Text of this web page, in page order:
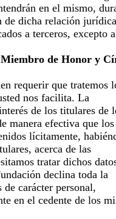
en el mismo,
de dicha relación
a terceros, excepto
de Honor y
requerir que tratemos
nos facilita. La
de los titulares de
manera efectiva que los
lícitamente,
acerca de las
tratar dichos
declina toda la
carácter personal,
en el cedente de los